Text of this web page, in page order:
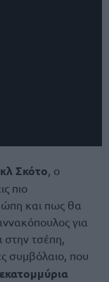
Σκότο , ο
πιο
και πως θα
για
στην τσέπη,
συμβόλαιο, που